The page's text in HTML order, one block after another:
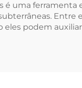
é uma
Entre
podem